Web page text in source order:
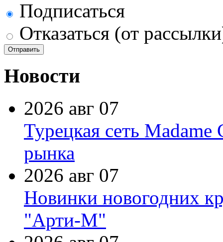
Подписаться
Отказаться (от
Новости
2026 авг 07
Турецкая сеть Madame
рынка
2026 авг 07
Новинки новогодних
"Арти-М"